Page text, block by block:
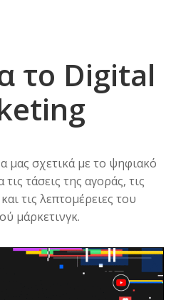
το Digital
μας σχετικά με το ψηφιακό
τάσεις της αγοράς, τις
τις λεπτομέρειες του
μάρκετινγκ.